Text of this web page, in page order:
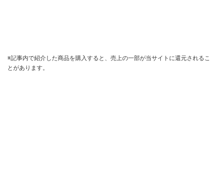
※記事内で紹介した商品を購入すると、売上の一部が当サイトに還元されるこ
とがあります。